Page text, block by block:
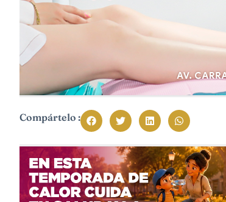
Compártelo :